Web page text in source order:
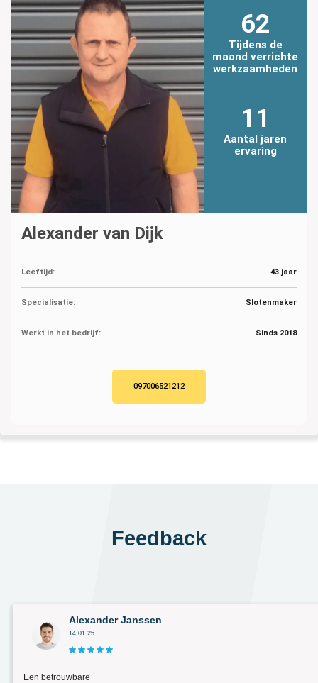
62
Tijdens de
maand verrichte
werkzaamheden
11
Aantal jaren
ervaring
Alexander van Dijk
Leeftijd: 43 jaar
Specialisatie: Slotenmaker
Werkt in het bedrijf: Sinds 2018
097006521212
Feedback
Alexander Janssen
14.01.25
Een betrouwbare